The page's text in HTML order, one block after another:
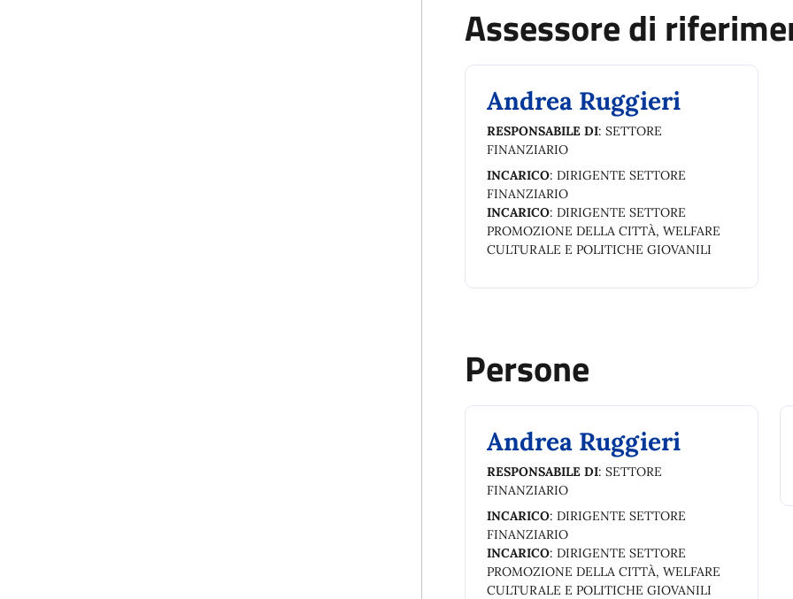
Assessore di
Andrea Ruggieri
RESPONSABILE DI: SETTORE
FINANZIARIO
INCARICO: DIRIGENTE SETTORE
FINANZIARIO
INCARICO: DIRIGENTE SETTORE
PROMOZIONE DELLA CITTÀ, WELFARE
CULTURALE E POLITICHE GIOVANILI
Persone
Andrea Ruggieri
RESPONSABILE DI: SETTORE
FINANZIARIO
INCARICO: DIRIGENTE SETTORE
FINANZIARIO
INCARICO: DIRIGENTE SETTORE
PROMOZIONE DELLA CITTÀ, WELFARE
CULTURALE E POLITICHE GIOVANILI